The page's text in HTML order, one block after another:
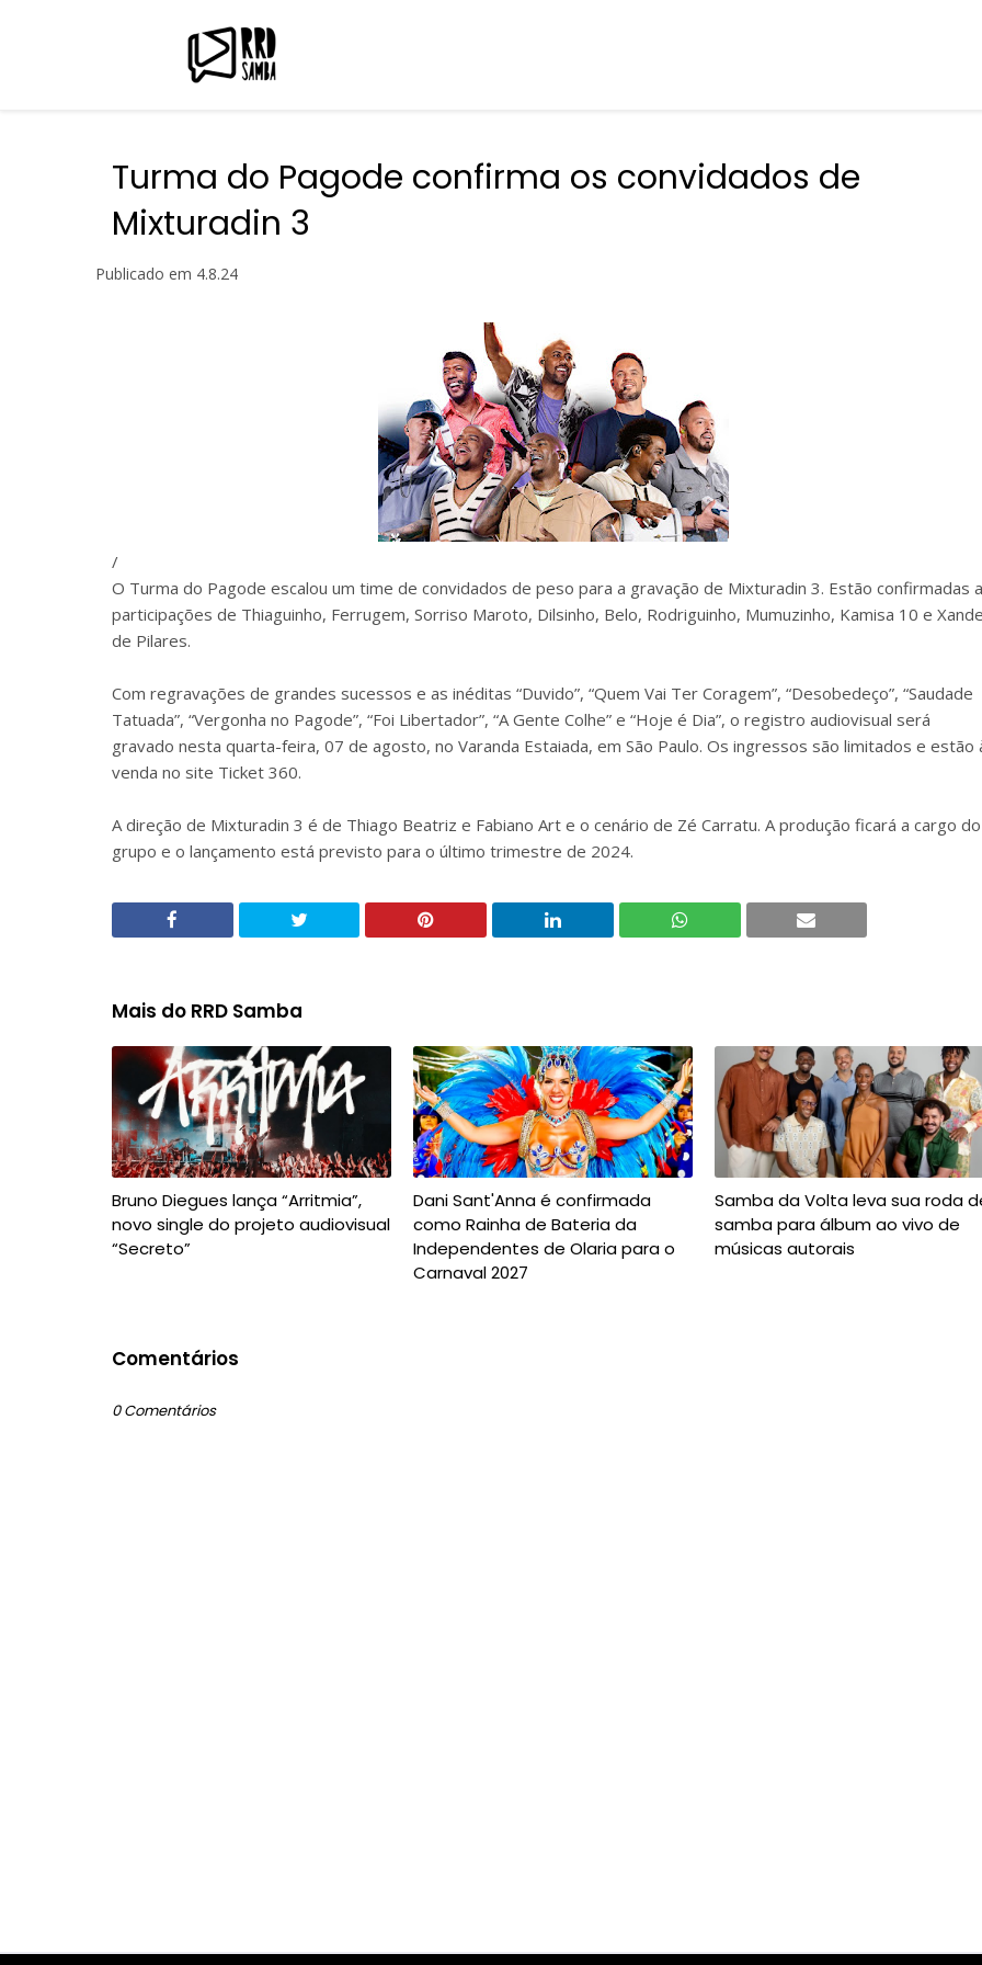
Turma do Pagode confirma os convidados de
Mixturadin 3
Publicado em 4.8.24
/
O Turma do Pagode escalou um time de convidados de peso para a gravação de Mixturadin 3. Estão confirmadas
participações de Thiaguinho, Ferrugem, Sorriso Maroto, Dilsinho, Belo, Rodriguinho, Mumuzinho, Kamisa 10 e
de Pilares.
Com regravações de grandes sucessos e as inéditas “Duvido”, “Quem Vai Ter Coragem”, “Desobedeço”, “Saudade
Tatuada”, “Vergonha no Pagode”, “Foi Libertador”, “A Gente Colhe” e “Hoje é Dia”, o registro audiovisual será
gravado nesta quarta-feira, 07 de agosto, no Varanda Estaiada, em São Paulo. Os ingressos são limitados e estão
venda no site Ticket 360.
A direção de Mixturadin 3 é de Thiago Beatriz e Fabiano Art e o cenário de Zé Carratu. A produção ficará a cargo do
grupo e o lançamento está previsto para o último trimestre de 2024.
Mais do RRD Samba
Bruno Diegues lança “Arritmia”,
novo single do projeto audiovisual
“Secreto”
Dani Sant'Anna é confirmada
como Rainha de Bateria da
Independentes de Olaria para o
Carnaval 2027
Samba da Volta leva sua roda
samba para álbum ao vivo de
músicas autorais
Comentários
0 Comentários